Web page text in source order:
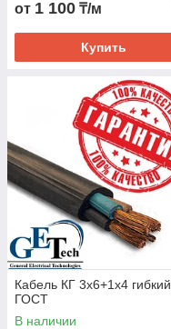
от 1 100 ₸/м
Купить
Кабель КГ 3х6+1х4 гибкий
ГОСТ
В наличии